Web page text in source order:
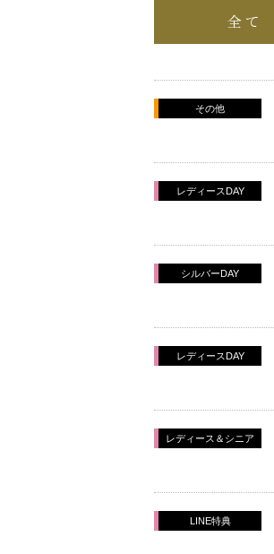
全 て
その他
レディースDAY
シルバーDAY
レディースDAY
レディース＆シニア
LINE特典